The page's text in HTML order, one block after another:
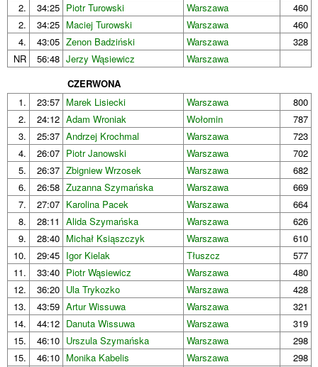
2.
34:25 Piotr Turowski Warszawa
460
2.
34:25 Maciej Turowski Warszawa
460
4.
43:05 Zenon Badziński Warszawa
328
NR
56:48 Jerzy Wąsiewicz
Warszawa
CZERWONA
1.
23:57 Marek Lisiecki Warszawa
800
2.
24:12 Adam Wroniak Wołomin
787
3.
25:37 Andrzej Krochmal Warszawa
723
4.
26:07 Piotr Janowski Warszawa
702
5.
26:37 Zbigniew Wrzosek Warszawa
682
6.
26:58 Zuzanna Szymańska Warszawa
669
7.
27:07 Karolina Pacek Warszawa
664
8.
28:11 Alida Szymańska Warszawa
626
9.
28:40 Michał Ksiąszczyk Warszawa
610
10.
29:45 Igor Kielak Tłuszcz
577
11.
33:40 Piotr Wąsiewicz Warszawa
480
12.
36:20 Ula Trykozko Warszawa
428
13.
43:59 Artur Wissuwa Warszawa
321
14.
44:12 Danuta Wissuwa Warszawa
319
15.
46:10 Urszula Szymańska Warszawa
298
15.
46:10 Monika Kabelis Warszawa
298